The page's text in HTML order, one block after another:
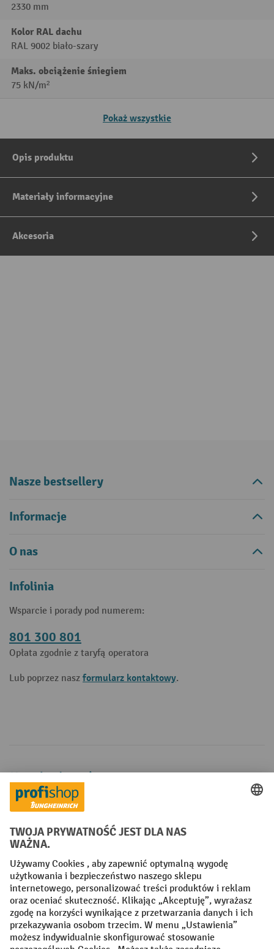
2330 mm
Kolor RAL dachu
RAL 9002 biało-szary
Maks. obciążenie śniegiem
75 kN/m²
Pokaż wszystkie
Opis produktu
Materiały informacyjne
Akcesoria
Nasze bestsellery
Informacje
O nas
Infolinia
Wsparcie i porady pod numerem:
801 300 801
Opłata zgodnie z taryfą operatora
Lub poprzez nasz formularz kontaktowy.
Metody płatności
Creditcard (Master)Creditcard (Visa)
Factura Przedpłata
Sieci społecznościowe
Facebook
YouTube
LinkedIn
Instagram